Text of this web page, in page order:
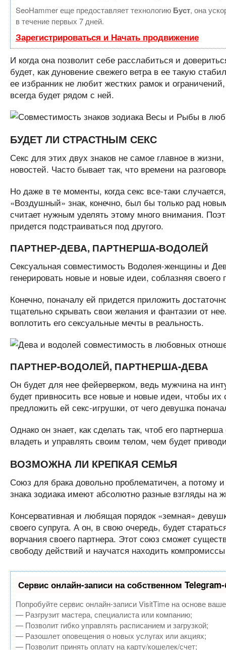
SeoHammer еще предоставляет технологию Буст, она
в течение первых 7 дней.
Зарегистрироваться и Начать продвижение
И когда она позволит себе расслабиться и
будет, как дуновение свежего ветра в ее такую
ее избранник не любит жестких рамок и
всегда будет рядом с ней.
БУДЕТ ЛИ СТРАСТНЫМ СЕКС
Секс для этих двух знаков не самое главное в
новостей. Часто бывает так, что времени на
Но даже в те моменты, когда секс все-таки
«Воздушный» знак, конечно, был бы только рад
считает нужным уделять этому много внимания.
придется подстраиваться под другого.
ПАРТНЕР-ДЕВА, ПАРТНЕРША-ВОДОЛЕЙ
Сексуальная совместимость Водолея-женщины и
генерировать новые и новые идеи, соблазняя своего
Конечно, поначалу ей придется приложить
тщательно скрывать свои желания и фантазии от
воплотить его сексуальные мечты в реальность.
ПАРТНЕР-ВОДОЛЕЙ, ПАРТНЕРША-ДЕВА
Он будет для нее фейерверком, ведь мужчина на
будет привносить все новые и новые идеи, чтобы
предложить ей секс-игрушки, от чего девушка
Однако он знает, как сделать так, чтоб его
владеть и управлять своим телом, чем будет
ВОЗМОЖНА ЛИ КРЕПКАЯ СЕМЬЯ
Союз для брака довольно проблематичен, а потому
знака зодиака имеют абсолютно разные взгляды на
Консервативная и любящая порядок «земная»
своего супруга. А он, в свою очередь, будет
ворчания своего партнера. Этот союз сможет
свободу действий и научатся находить
Сервис онлайн-записи на собственном
Попробуйте сервис онлайн-записи VisitTime на основе
— Разгрузит мастера, специалиста или компанию;
— Позволит гибко управлять расписанием и загрузкой;
— Разошлет оповещения о новых услугах или акциях;
— Позволит принять оплату на карту/кошелек/счет;